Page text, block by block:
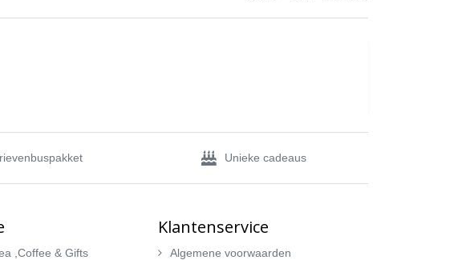
Unieke cadeaus
,Coffee & Gifts
Klantenservice
Algemene voorwaarden